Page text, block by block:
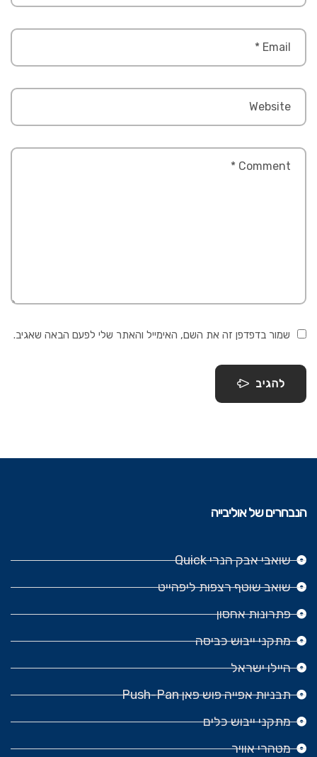
שמור בדפדפן זה את השם, האימייל והאתר שלי לפעם הבאה שאגיב.
להגיב
הנבחרים של אוליבייה
שואבי אבק הנרי Quick
שואב שוטף רצפות ליפהייט
פתרונות אחסון
מתקני ייבוש כביסה
היילו ישראל
תבניות אפייה פוש פאן Push-Pan
מתקני ייבוש כלים
מטהרי אוויר